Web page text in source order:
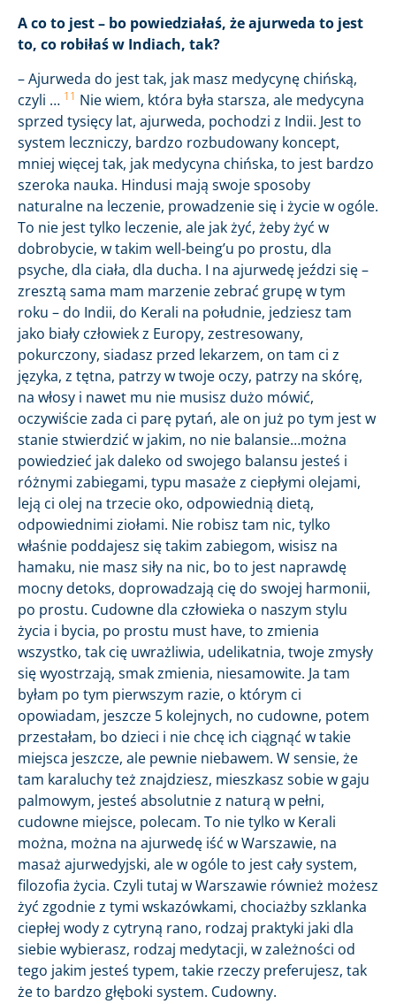
A co to jest – bo powiedziałaś, że ajurweda to jest
to, co robiłaś w Indiach, tak?
– Ajurweda do jest tak, jak masz medycynę chińską,
czyli … 11 Nie wiem, która była starsza, ale medycyna
sprzed tysięcy lat, ajurweda, pochodzi z Indii. Jest to
system leczniczy, bardzo rozbudowany koncept,
mniej więcej tak, jak medycyna chińska, to jest bardzo
szeroka nauka. Hindusi mają swoje sposoby
naturalne na leczenie, prowadzenie się i życie w ogóle.
To nie jest tylko leczenie, ale jak żyć, żeby żyć w
dobrobycie, w takim well-being’u po prostu, dla
psyche, dla ciała, dla ducha. I na ajurwedę jeździ się –
zresztą sama mam marzenie zebrać grupę w tym
roku – do Indii, do Kerali na południe, jedziesz tam
jako biały człowiek z Europy, zestresowany,
pokurczony, siadasz przed lekarzem, on tam ci z
języka, z tętna, patrzy w twoje oczy, patrzy na skórę,
na włosy i nawet mu nie musisz dużo mówić,
oczywiście zada ci parę pytań, ale on już po tym jest w
stanie stwierdzić w jakim, no nie balansie…można
powiedzieć jak daleko od swojego balansu jesteś i
różnymi zabiegami, typu masaże z ciepłymi olejami,
leją ci olej na trzecie oko, odpowiednią dietą,
odpowiednimi ziołami. Nie robisz tam nic, tylko
właśnie poddajesz się takim zabiegom, wisisz na
hamaku, nie masz siły na nic, bo to jest naprawdę
mocny detoks, doprowadzają cię do swojej harmonii,
po prostu. Cudowne dla człowieka o naszym stylu
życia i bycia, po prostu must have, to zmienia
wszystko, tak cię uwrażliwia, udelikatnia, twoje zmysły
się wyostrzają, smak zmienia, niesamowite. Ja tam
byłam po tym pierwszym razie, o którym ci
opowiadam, jeszcze 5 kolejnych, no cudowne, potem
przestałam, bo dzieci i nie chcę ich ciągnąć w takie
miejsca jeszcze, ale pewnie niebawem. W sensie, że
tam karaluchy też znajdziesz, mieszkasz sobie w gaju
palmowym, jesteś absolutnie z naturą w pełni,
cudowne miejsce, polecam. To nie tylko w Kerali
można, można na ajurwedę iść w Warszawie, na
masaż ajurwedyjski, ale w ogóle to jest cały system,
filozofia życia. Czyli tutaj w Warszawie również możesz
żyć zgodnie z tymi wskazówkami, chociażby szklanka
ciepłej wody z cytryną rano, rodzaj praktyki jaki dla
siebie wybierasz, rodzaj medytacji, w zależności od
tego jakim jesteś typem, takie rzeczy preferujesz, tak
że to bardzo głęboki system. Cudowny.